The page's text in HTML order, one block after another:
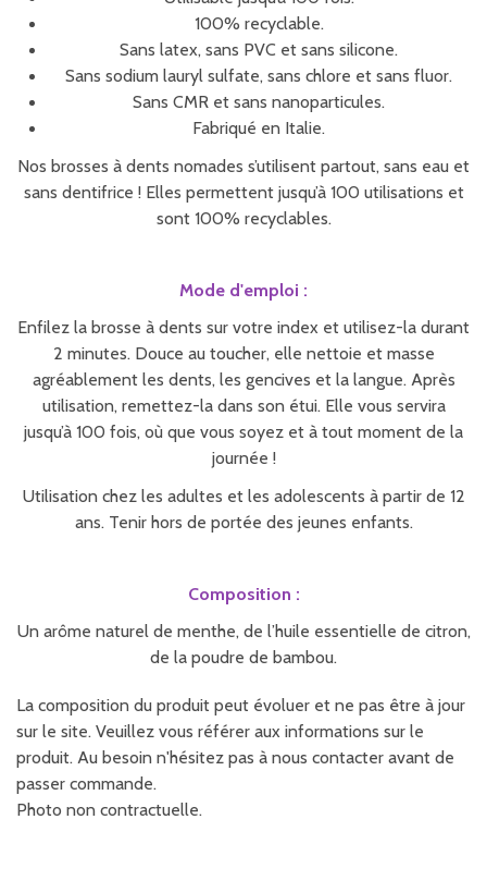
100% recyclable.
Sans latex, sans PVC et sans silicone.
Sans sodium lauryl sulfate, sans chlore et sans fluor.
Sans CMR et sans nanoparticules.
Fabriqué en Italie.
Nos brosses à dents nomades s’utilisent partout, sans eau et
sans dentifrice ! Elles permettent jusqu’à 100 utilisations et
sont 100% recyclables.
Mode d'emploi :
Enfilez la brosse à dents sur votre index et utilisez-la durant
2 minutes. Douce au toucher, elle nettoie et masse
agréablement les dents, les gencives et la langue. Après
utilisation, remettez-la dans son étui. Elle vous servira
jusqu’à 100 fois, où que vous soyez et à tout moment de la
journée !
Utilisation chez les adultes et les adolescents à partir de 12
ans. Tenir hors de portée des jeunes enfants.
Composition :
Un arôme naturel de menthe, de l’huile essentielle de citron,
de la poudre de bambou.
La composition du produit peut évoluer et ne pas être à jour
sur le site. Veuillez vous référer aux informations sur le
produit. Au besoin n'hésitez pas à nous contacter avant de
passer commande.
Photo non contractuelle.